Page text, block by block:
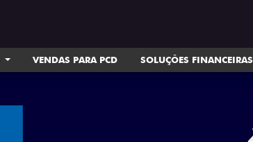
VENDAS PARA PCD SOLUÇÕES FINANCEIRAS